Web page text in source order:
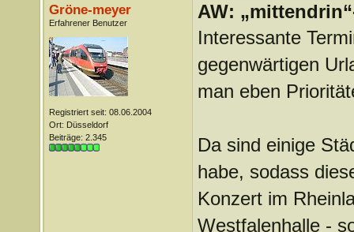
Gröne-meyer
Erfahrener Benutzer
Registriert seit: 08.06.2004
Ort: Düsseldorf
Beiträge: 2.345
AW:
Interessante
gegenwärtigen
man eben
Da sind einige
habe, sodass
Konzert im
Westfalenhalle -